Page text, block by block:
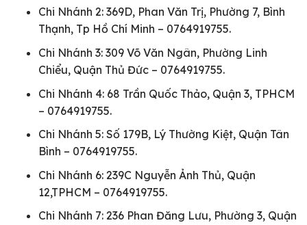
Chi Nhánh 2: 369D, Phan Văn Trị, Phường 7, Bình
Thạnh, Tp Hồ Chí Minh – 0764919755.
Chi Nhánh 3: 309 Võ Văn Ngân, Phường Linh
Chiểu, Quận Thủ Đức – 0764919755.
Chi Nhánh 4: 68 Trần Quốc Thảo, Quận 3, TPHCM
– 0764919755.
Chi Nhánh 5: Số 179B, Lý Thường Kiệt, Quận Tân
Bình – 0764919755.
Chi Nhánh 6: 239C Nguyễn Ảnh Thủ, Quận
12,TPHCM – 0764919755.
Chi Nhánh 7: 236 Phan Đăng Lưu, Phường 3, Quận